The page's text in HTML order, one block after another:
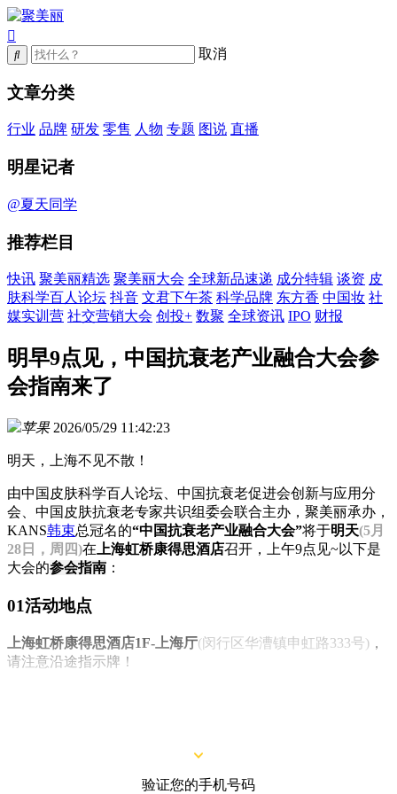
取消
文章分类
行业 品牌 研发 零售 人物 专题 图说 直播
明星记者
@夏天同学
推荐栏目
快讯 聚美丽精选 聚美丽大会 全球新品速递 成分特辑 谈资 皮
肤科学百人论坛 抖音 文君下午茶 科学品牌 东方香 中国妆 社
媒实训营 社交营销大会 创投+ 数聚 全球资讯 IPO 财报
明早9点见，中国抗衰老产业融合大会参
会指南来了
苹果 2026/05/29 11:42:23
明天，上海不见不散！
由中国皮肤科学百人论坛、中国抗衰老促进会创新与应用分
会、中国皮肤抗衰老专家共识组委会联合主办，聚美丽承办，
KANS韩束总冠名的“中国抗衰老产业融合大会”将于明天(5月
28日，周四)在 上海虹桥康得思酒店召开，上午9点见~以下是
大会的参会指南 ：
01活动地点
上海虹桥康得思酒店1F-上海厅(闵行区华漕镇申虹路333号) ，
请注意沿途指示牌！
验证您的手机号码